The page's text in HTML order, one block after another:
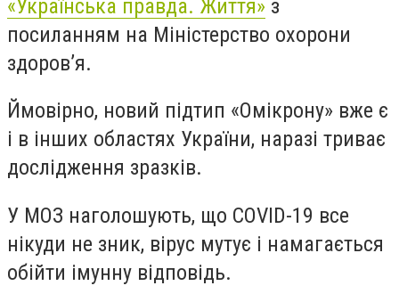
«Українська правда. Життя» з
посиланням на Міністерство охорони
здоров’я.
Ймовірно, новий підтип «Омікрону» вже є
і в інших областях України, наразі триває
дослідження зразків.
У МОЗ наголошують, що COVID-19 все
нікуди не зник, вірус мутує і намагається
обійти імунну відповідь.